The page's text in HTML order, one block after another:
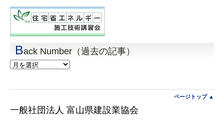
Back Number（過去の記事）
Back
Number（過
事）
ページトップ ▲
一般社団法人 富山県建設業協会